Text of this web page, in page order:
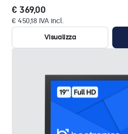
€ 369,00
€ 450,18 IVA incl.
Visualizza